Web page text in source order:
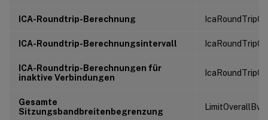
ICA-Roundtrip-Berechnung
ICA-Roundtrip-Berechnungsintervall
ICA-Roundtrip-Berechnungen für
inaktive Verbindungen
Gesamte
Sitzungsbandbreitenbegrenzung
LimitOverallBw